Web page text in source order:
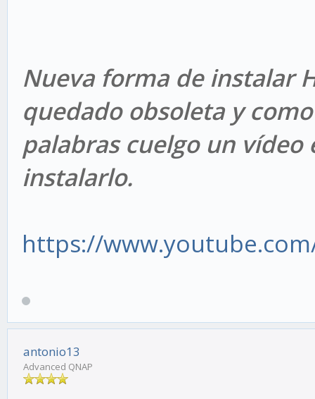
Nueva forma de instalar
quedado obsoleta y
palabras cuelgo un vídeo
instalarlo.
https://
antonio13
Advanced QNAP